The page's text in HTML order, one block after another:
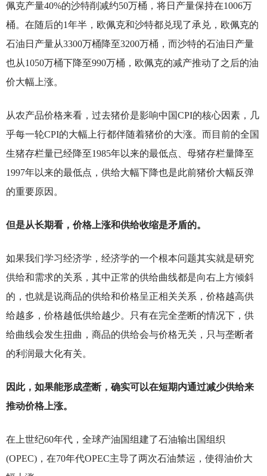
佩克产量40%的沙特削减约50万桶，将日产量保持在1006万
桶。在随后的1年半，欧佩克和沙特都兑现了承兑，欧佩克的
石油日产量从3300万桶降至3200万桶，而沙特的石油日产量
也从1050万桶下降至990万桶，欧佩克的减产推动了之后的油
价大幅上涨。
从农产品价格来看，过去猪价是影响中国CPI的核心因素，几
乎每一轮CPI的大幅上行都伴随着猪价的大涨。而目前的全国
生猪存栏量已经降至1985年以来的最低点、母猪存栏量降至
1997年以来的最低点，供给大幅下降也是此前猪价大幅反弹
的重要原因。
但是从长期看，价格上涨和供给收缩是矛盾的。
如果我们学习经济学，经济学的一个根本问题其实就是研究
供给和需求的关系，其中正常的供给曲线都是向右上方倾斜
的，也就是说商品的供给和价格呈正相关关系，价格越高供
给越多，价格越低供给越少。只有在完全垄断的情况下，供
给曲线会发生扭曲，商品的供给会与价格无关，只与垄断者
的利润最大化有关。
因此，如果能形成垄断，确实可以在短期内通过减少供给来
推动价格上涨。
在上世纪60年代，全球产油国组建了石油输出国组织
(OPEC)，在70年代OPEC主导了两次石油禁运，使得油价大